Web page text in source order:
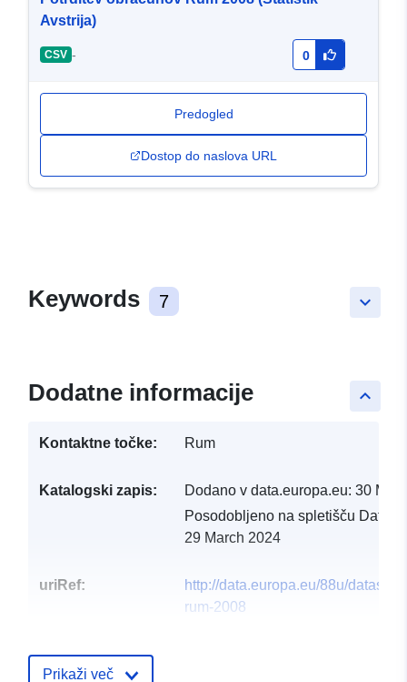
Avstrija)
CSV - 0
Predogled
Dostop do naslova URL
keyboard_arrow_down
Keywords 7
keyboard_arrow_up
Dodatne informacije
Kontaktne točke: Rum
Katalogski zapis: Dodano v data.europa.eu: 30
Posodobljeno na spletišču
29 March 2024
uriRef:
http://data.europa.eu/88u/
rum-2008
Prikaži več